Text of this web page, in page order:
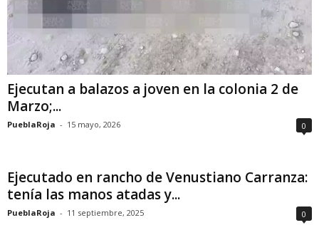
Ejecutan a balazos a joven en la colonia 2 de
Marzo;...
PueblaRoja - 15 mayo, 2026 0
Ejecutado en rancho de Venustiano Carranza:
tenía las manos atadas y...
PueblaRoja - 11 septiembre, 2025 0